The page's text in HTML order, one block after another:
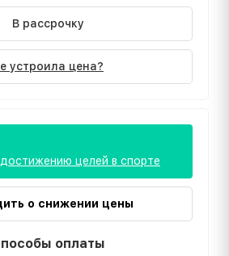
В рассрочку
устроила цена?
целей в спорте
о снижении цены
оплаты